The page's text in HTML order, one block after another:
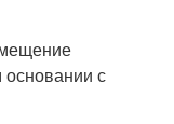
с